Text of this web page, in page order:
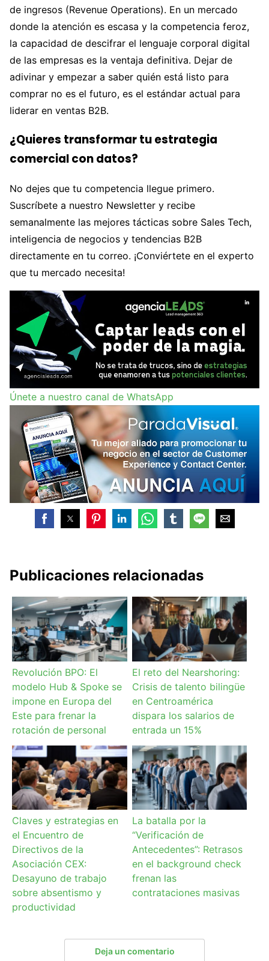
de ingresos (Revenue Operations). En un mercado
donde la atención es escasa y la competencia feroz,
la capacidad de descifrar el lenguaje corporal digital
de las empresas es la ventaja definitiva. Dejar de
adivinar y empezar a saber quién está listo para
comprar no es el futuro, es el estándar actual para
liderar en ventas B2B.
¿Quieres transformar tu estrategia
comercial con datos?
No dejes que tu competencia llegue primero.
Suscríbete a nuestro Newsletter y recibe
semanalmente las mejores tácticas sobre Sales Tech,
inteligencia de negocios y tendencias B2B
directamente en tu correo. ¡Conviértete en el experto
que tu mercado necesita!
Únete a nuestro canal de WhatsApp
Publicaciones relacionadas
Revolución BPO: El
modelo Hub & Spoke se
impone en Europa del
Este para frenar la
rotación de personal
El reto del Nearshoring:
Crisis de talento bilingüe
en Centroamérica
dispara los salarios de
entrada un 15%
Claves y estrategias en
el Encuentro de
Directivos de la
Asociación CEX:
Desayuno de trabajo
sobre absentismo y
productividad
La batalla por la
“Verificación de
Antecedentes”: Retrasos
en el background check
frenan las
contrataciones masivas
Deja un comentario